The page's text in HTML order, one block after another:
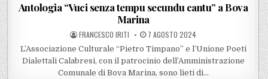
Antologia “Vuci senza tempu secundu cantu” a Bova
Marina
POSTED BY
FRANCESCO IRITI POSTED ON
7 AGOSTO 2024
L’Associazione Culturale “Pietro Timpano” e l’Unione Poeti
Dialettali Calabresi, con il patrocinio dell’Amministrazione
Comunale di Bova Marina, sono lieti di…